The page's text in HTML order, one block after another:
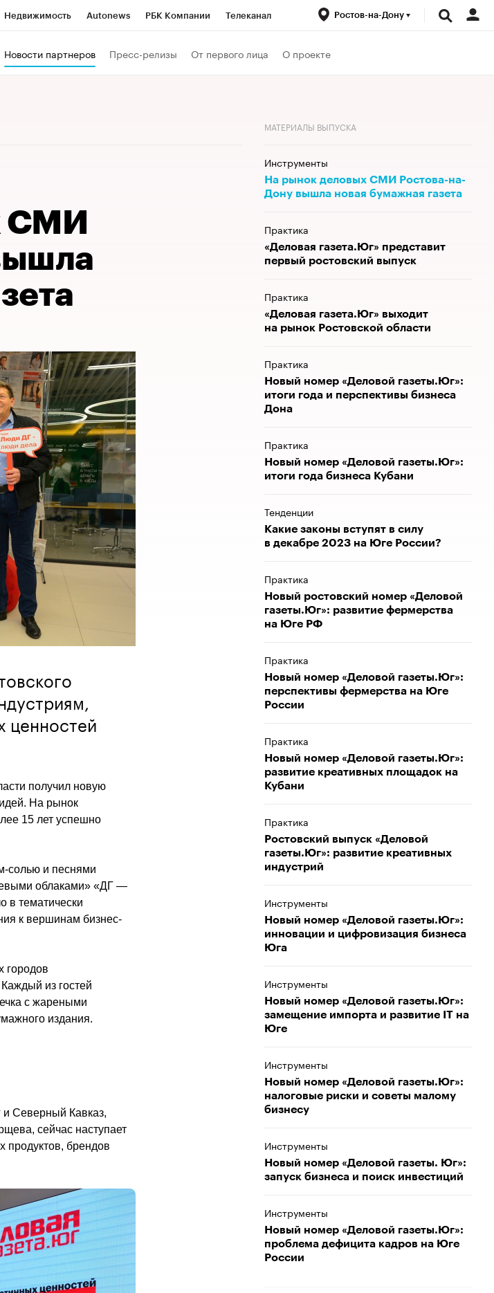
Недвижимость Autonews РБК Компании Телеканал Ростов-на-Дону
Новости партнеров Пресс-релизы От первого лица О проекте
СМИ
ценностей
получил новую
На рынок
15 лет успешно
солью и песнями
облаками» «ДГ —
тематически
к вершинам бизнес-
городов
из гостей
с жареными
издания.
и Северный Кавказ,
сейчас наступает
продуктов, брендов
МАТЕРИАЛЫ ВЫПУСКА
Инструменты
На рынок деловых СМИ Ростова-на-
Дону вышла новая бумажная газета
Практика
«Деловая газета.Юг» представит
первый ростовский выпуск
Практика
«Деловая газета.Юг» выходит
на рынок Ростовской области
Практика
Новый номер «Деловой газеты.Юг»:
итоги года и перспективы бизнеса
Дона
Практика
Новый номер «Деловой газеты.Юг»:
итоги года бизнеса Кубани
Тенденции
Какие законы вступят в силу
в декабре 2023 на Юге России?
Практика
Новый ростовский номер «Деловой
газеты.Юг»: развитие фермерства
на Юге РФ
Практика
Новый номер «Деловой газеты.Юг»:
перспективы фермерства на Юге
России
Практика
Новый номер «Деловой газеты.Юг»:
развитие креативных площадок на
Кубани
Практика
Ростовский выпуск «Деловой
газеты.Юг»: развитие креативных
индустрий
Инструменты
Новый номер «Деловой газеты.Юг»:
инновации и цифровизация бизнеса
Юга
Инструменты
Новый номер «Деловой газеты.Юг»:
замещение импорта и развитие IT на
Юге
Инструменты
Новый номер «Деловой газеты.Юг»:
налоговые риски и советы малому
бизнесу
Инструменты
Новый номер «Деловой газеты. Юг»:
запуск бизнеса и поиск инвестиций
Инструменты
Новый номер «Деловой газеты.Юг»:
проблема дефицита кадров на Юге
России